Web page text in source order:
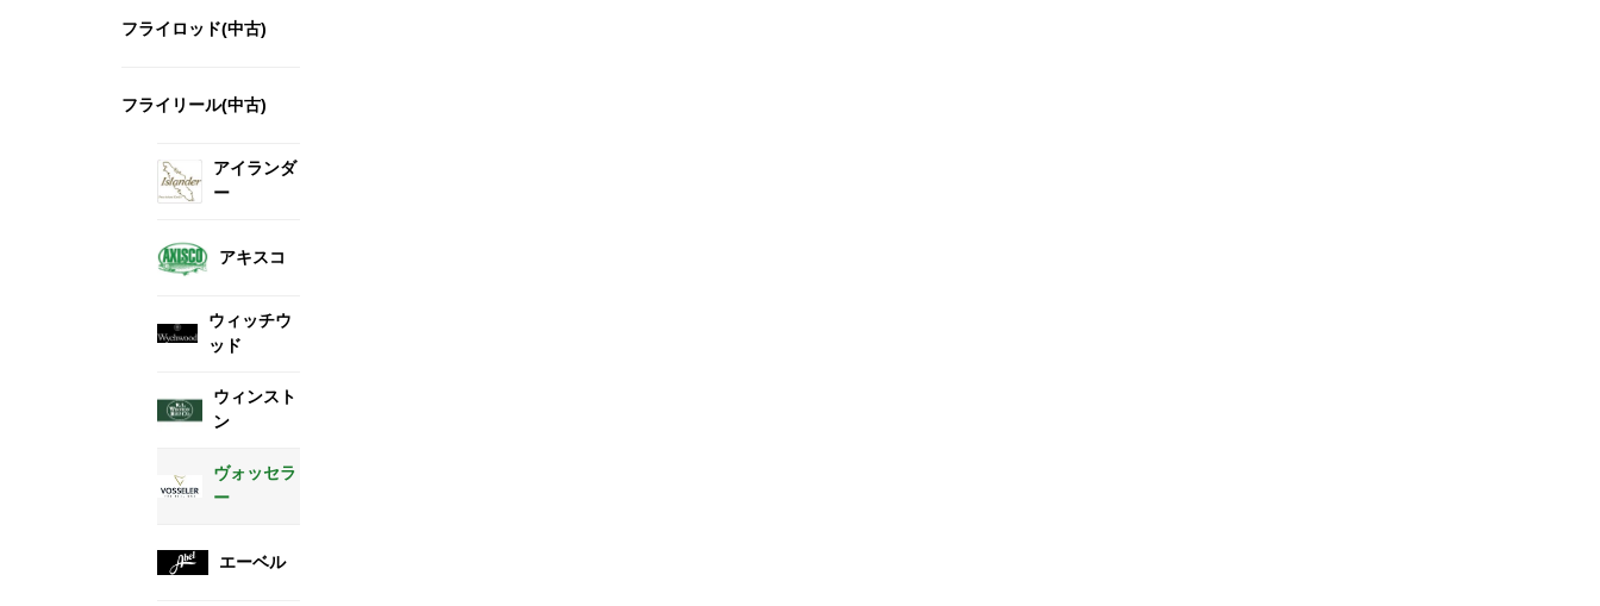
フライロッド(中古)
フライリール(中古)
アイランダ
ー
アキスコ
ウィッチウ
ッド
ウィンスト
ン
ヴォッセラ
ー
エーベル